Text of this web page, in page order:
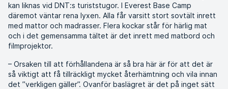
kan liknas vid DNT:s turiststugor. I Everest Base Camp
däremot väntar rena lyxen. Alla får varsitt stort sovtält inrett
med mattor och madrasser. Flera kockar står för härlig mat
och i det gemensamma tältet är det inrett med matbord och
filmprojektor.
­– Orsaken till att förhållandena är så bra här är för att det är
så viktigt att få tillräckligt mycket återhämtning och vila innan
det ”verkligen gäller”. Ovanför baslägret är det på inget sätt